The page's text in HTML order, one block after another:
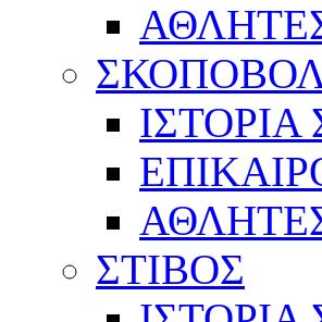
ΣΤΙΒΟΣ